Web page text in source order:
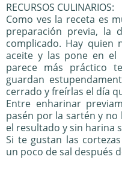
RECURSOS CULINARIOS:
Como ves la receta es
preparación previa, la
complicado. Hay quien
aceite y las pone en el
parece más práctico
guardan
cerrado y freírlas el día
Entre enharinar
pasén por la sartén y no
el resultado y sin harina
Si te gustan las
un poco de sal después